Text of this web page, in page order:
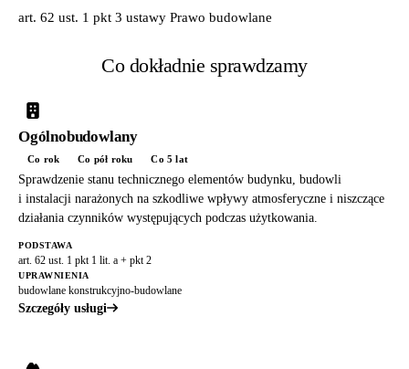
art. 62 ust. 1 pkt 3 ustawy Prawo budowlane
Co dokładnie sprawdzamy
Ogólnobudowlany
Co rok Co pół roku Co 5 lat
Sprawdzenie stanu technicznego elementów budynku, budowli
i instalacji narażonych na szkodliwe wpływy atmosferyczne i niszczące
działania czynników występujących podczas użytkowania.
PODSTAWA
art. 62 ust. 1 pkt 1 lit. a + pkt 2
UPRAWNIENIA
budowlane konstrukcyjno-budowlane
Szczegóły usługi